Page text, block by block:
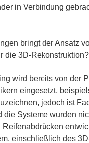
in Verbindung
bringt der Ansatz
die 3D-Rekonstruktion?
wird bereits von der
eingesetzt,
jedoch ist
die Systeme wurden
Reifenabdrücken
einschließlich des